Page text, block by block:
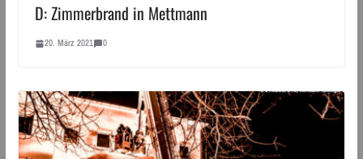
D: Zimmerbrand in Mettmann
20. März 2021 0